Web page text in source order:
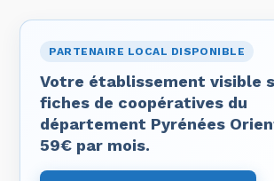
PARTENAIRE LOCAL DISPONIBLE
Votre établissement visible
fiches de coopératives du
département Pyrénées
59€ par mois.